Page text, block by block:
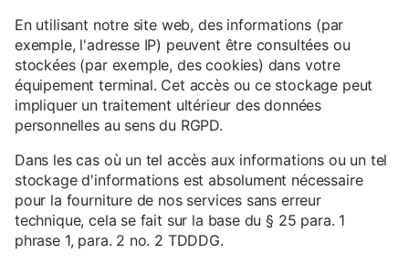
En utilisant notre site web, des informations (par
exemple, l'adresse IP) peuvent être consultées ou
stockées (par exemple, des cookies) dans votre
équipement terminal. Cet accès ou ce stockage peut
impliquer un traitement ultérieur des données
personnelles au sens du RGPD.
Dans les cas où un tel accès aux informations ou un tel
stockage d'informations est absolument nécessaire
pour la fourniture de nos services sans erreur
technique, cela se fait sur la base du § 25 para. 1
phrase 1, para. 2 no. 2 TDDDG.